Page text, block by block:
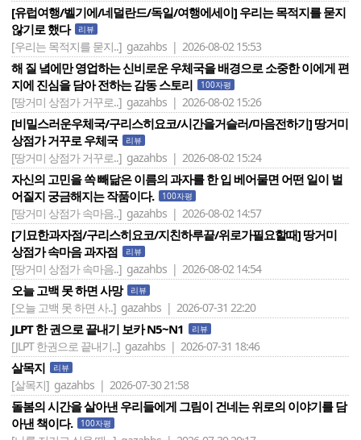
[유럽여행/벨기에/네덜란드/독일/여행에세이] 우리는 목적지를 묻지
않기로 했다
리뷰
[우리는 목적지를 묻지..] gazahbs | 2026-08-02 15:53
해 질 녘에만 영업하는 신비로운 우체국을 배경으로 소중한 이에게 편
지에 진심을 담아 전하는 감동 스토리
100자평
[땅거미 상점가 거꾸로..] gazahbs | 2026-08-02 15:26
[비밀스러운우체국/구리스히요코/시간을거슬러/마음전하기] 땅거미
상점가 거꾸로 우체국
리뷰
[땅거미 상점가 거꾸로..] gazahbs | 2026-08-02 15:24
자신의 고민을 쏙 빼닮은 이름의 과자를 한 입 베어물면 어떤 일이 벌
어질지 궁금해지는 작품이다.
100자평
[땅거미 상점가 속마음..] gazahbs | 2026-08-02 14:57
[기묘한과자점/구리스히요코/지친하루끝/위로가필요할때] 땅거미
상점가 속마음 과자점
리뷰
[땅거미 상점가 속마음..] gazahbs | 2026-08-02 14:54
오늘 고백 못 하면 사망 리뷰
[오늘 고백 못 하면 사..] gazahbs | 2026-07-31 22:20
JLPT 한 권으로 끝내기 보카 N5~N1 리뷰
[JLPT 한권으로 끝내기..] gazahbs | 2026-07-31 18:46
살목지 리뷰
[살목지] gazahbs | 2026-07-30 21:58
돌봄의 시간을 살아낸 우리들에게 그림이 건네는 위로의 이야기를 담
아낸 책이다.
100자평